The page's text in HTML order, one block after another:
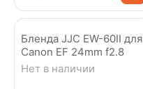
Бленда JJC EW-60II для
Canon EF 24mm f2.8
Нет в наличии